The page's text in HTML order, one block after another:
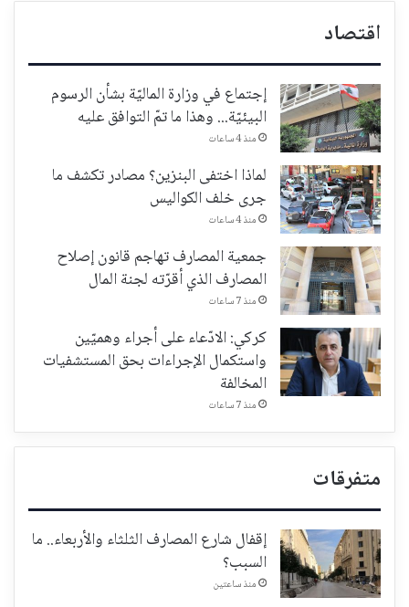
اقتصاد
إجتماع في وزارة الماليّة بشأن الرسوم
البيئيّة... وهذا ما تمّ التوافق عليه
منذ 4 ساعات
لماذا اختفى البنزين؟ مصادر تكشف ما
جرى خلف الكواليس
منذ 4 ساعات
جمعية المصارف تهاجم قانون إصلاح
المصارف الذي أقرّته لجنة المال
منذ 7 ساعات
كركي: الادّعاء على أجراء وهميّين
واستكمال الإجراءات بحق المستشفيات
المخالفة
منذ 7 ساعات
متفرقات
إقفال شارع المصارف الثلثاء والأربعاء.. ما
السبب؟
منذ ساعتين